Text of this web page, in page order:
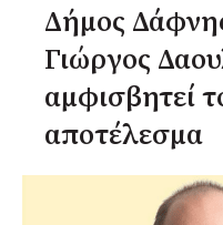
Δήμος
Γιώργος
αμφισβητεί
αποτέλεσμα